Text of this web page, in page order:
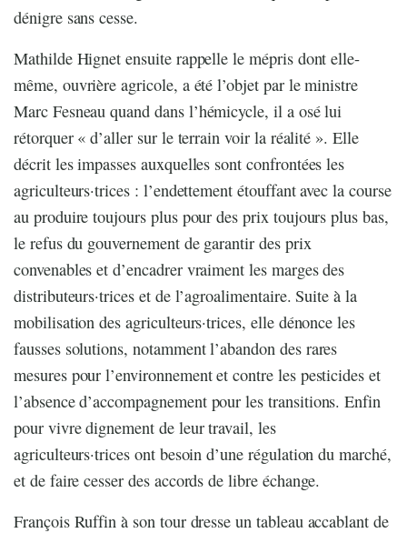
dénigre sans cesse.
Mathilde Hignet ensuite rappelle le mépris dont elle-
même, ouvrière agricole, a été l’objet par le ministre
Marc Fesneau quand dans l’hémicycle, il a osé lui
rétorquer « d’aller sur le terrain voir la réalité ». Elle
décrit les impasses auxquelles sont confrontées les
agriculteurs·trices : l’endettement étouffant avec la course
au produire toujours plus pour des prix toujours plus bas,
le refus du gouvernement de garantir des prix
convenables et d’encadrer vraiment les marges des
distributeurs·trices et de l’agroalimentaire. Suite à la
mobilisation des agriculteurs·trices, elle dénonce les
fausses solutions, notamment l’abandon des rares
mesures pour l’environnement et contre les pesticides et
l’absence d’accompagnement pour les transitions. Enfin
pour vivre dignement de leur travail, les
agriculteurs·trices ont besoin d’une régulation du marché,
et de faire cesser des accords de libre échange.
François Ruffin à son tour dresse un tableau accablant de